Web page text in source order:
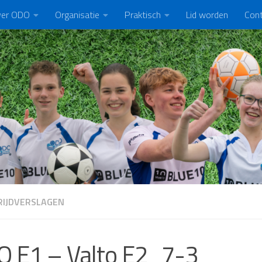
ODO Organisatie Praktisch Lid worden
E1 – Valto E2 7-3